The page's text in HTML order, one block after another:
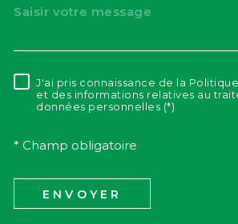
J'ai pris connaissance de la
et des informations relatives au
données personnelles (*)
* Champ obligatoire
ENVOYER